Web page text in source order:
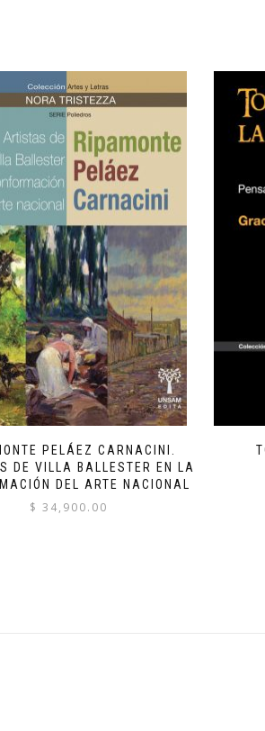
PELÁEZ CARNACINI.
DE VILLA BALLESTER EN LA
DEL ARTE NACIONAL
$ 34,900.00